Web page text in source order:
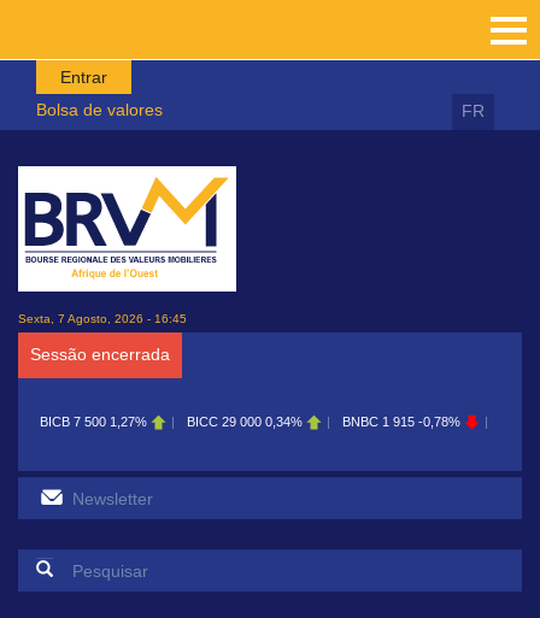
Passar para o conteúdo principal
Entrar
Bolsa de valores
FR
Sexta, 7 Agosto, 2026 - 16:45
Sessão encerrada
BICB 7 500 1,27% BICC 29 000 0,34% BNBC 1 915 -0,78%
Formulário de pesquisa